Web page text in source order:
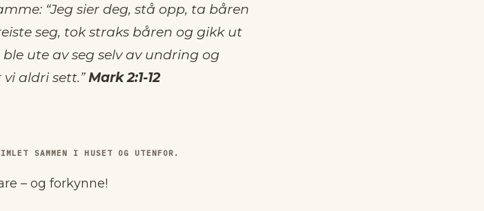
“Jeg sier deg, stå opp, ta båren
seg, tok straks båren og gikk ut
ute av seg selv av undring og
aldri sett.” Mark 2:1-12
SAMMEN I HUSET OG UTENFOR.
– og forkynne!